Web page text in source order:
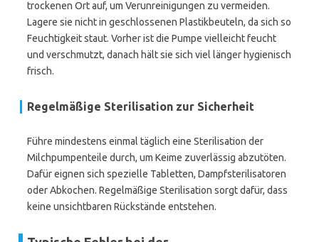
trockenen Ort auf, um Verunreinigungen zu vermeiden.
Lagere sie nicht in geschlossenen Plastikbeuteln, da sich so
Feuchtigkeit staut. Vorher ist die Pumpe vielleicht feucht
und verschmutzt, danach hält sie sich viel länger hygienisch
frisch.
Regelmäßige Sterilisation zur Sicherheit
Führe mindestens einmal täglich eine Sterilisation der
Milchpumpenteile durch, um Keime zuverlässig abzutöten.
Dafür eignen sich spezielle Tabletten, Dampfsterilisatoren
oder Abkochen. Regelmäßige Sterilisation sorgt dafür, dass
keine unsichtbaren Rückstände entstehen.